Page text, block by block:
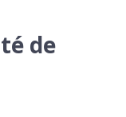
de